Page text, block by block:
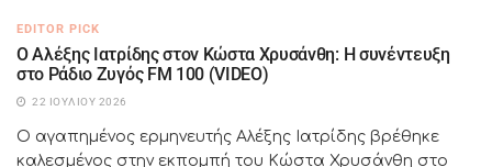
EDITOR PICK
Ο Αλέξης Ιατρίδης στον Κώστα Χρυσάνθη: Η συνέντευξη
στο Ράδιο Ζυγός FM 100 (VIDEO)
22 ΙΟΥΛΊΟΥ 2026
Ο αγαπημένος ερμηνευτής Αλέξης Ιατρίδης βρέθηκε
καλεσμένος στην εκπομπή του Κώστα Χρυσάνθη στο